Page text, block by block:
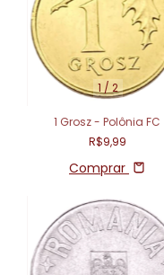
1 / 2
1 Grosz - Polônia FC
R$9,99
Comprar